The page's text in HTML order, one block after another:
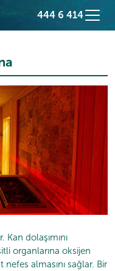
444 6 414
dolaşımını
organlarına oksijen
nefes almasını sağlar. Bir